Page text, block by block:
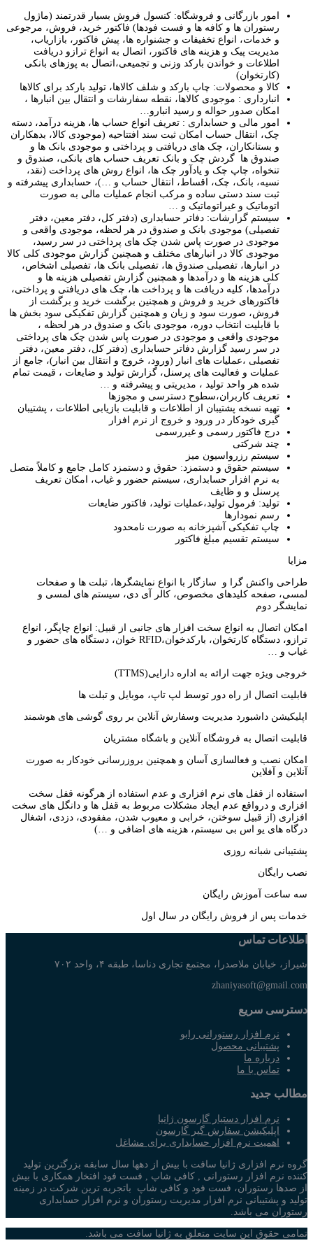
امور بازرگانی و فروشگاه: کنسول فروش بسیار قدرتمند (ماژول
رستوران ها و کافه ها و فست فودها) فاکتور خرید، فروش، مرجوعی
و خدمات، انواع تخفیفات و جشنواره ها، پیش فاکتور، بازاریاب،
مدیریت پیک و هزینه های فاکتور، اتصال به انواع ترازو دریافت
اطلاعات و خواندن بارکد وزنی و تجمیعی،اتصال به پوزهای بانکی
(کارتخوان)
کالا و محصولات: چاپ بارکد و شلف کالاها، تولید بارکد برای کالاها
انبارداری : موجودی کالاها، نقطه سفارشات و انتقال بین انبارها ،
امکان صدور حواله و رسید انبارو…
امور مالی و حسابداری : تعریف انواع حساب ها، هزینه درآمد، دسته
چک، انتقال حساب امکان ثبت سند افتتاحیه (موجودی کالا، بدهکاران
و بستانکاران، چک های دریافتی و پرداختی و موجودی بانک ها و
صندوق ها گردش چک و بانک تعریف حساب های بانکی، صندوق و
تنخواه، چاپ چک و یادآور چک ها، انواع روش های پرداخت (نقد،
نسیه، بانک، چک، اقساط، انتقال حساب و …)، حسابداری پیشرفته و
ثبت سند دستی ساده و مرکب انجام عملیات مالی به صورت
اتوماتیک و غیراتوماتیک و …
سیستم گزارشات: دفاتر حسابداری (دفتر کل، دفتر معین، دفتر
تفصیلی) موجودی بانک و صندوق در هر لحظه، موجودی واقعی و
موجودی در صورت پاس شدن چک های پرداختی در سر رسید،
موجودی کالا در انبارهای مختلف و همچنین گزارش موجودی کلی کالا
در انبارها، تفصیلی صندوق ها، تفصیلی بانک ها، تفصیلی اشخاص،
کلی هزینه ها و درآمدها و همچنین گزارش تفصیلی هزینه ها و
درآمدها، کلیه دریافت ها و پرداخت ها، چک های دریافتی و پرداختی،
فاکتورهای خرید و فروش و همچنین برگشت خرید و برگشت از
فروش، صورت سود و زیان و همچنین گزارش تفکیکی سود بخش ها
با قابلیت انتخاب دوره، موجودی بانک و صندوق در هر لحظه ،
موجودی واقعی و موجودی در صورت پاس شدن چک های پرداختی
در سر رسید گزارش دفاتر حسابداری (دفتر کل، دفتر معین، دفتر
تفصیلی ،عملیات های انبار (ورود، خروج و انتقال بین انبار)، جامع از
عملیات و فعالیت های پرسنل، گزارش تولید و ضایعات ، قیمت تمام
شده هر واحد تولید ، مدیریتی و پیشرفته و …
تعریف کاربران،سطوح دسترسی و مجوزها
تهیه نسخه پشتیبان از اطلاعات و قابلیت بازیابی اطلاعات ، پشتیبان
گیری خودکار در ورود و خروج از نرم افزار
درج فاکتور رسمی و غیررسمی
چند شرکتی
سیستم رزرواسیون میز
سیستم حقوق و دستمزد: حقوق و دستمزد کامل جامع و کاملاً متصل
به نرم افزار حسابداری، سیستم حضور و غیاب، امکان تعریف
پرسنل و و ظایف
تولید: فرمول تولید،عملیات تولید، فاکتور ضایعات
رسم نمودارها
چاپ تفکیکی آشپزخانه به صورت نامحدود
سیستم تقسیم مبلغ فاکتور
مزایا
طراحی واکنش گرا و سازگار با انواع نمایشگرها، تبلت ها و صفحات
لمسی، صفحه کلیدهای مخصوص، کالر آی دی، سیستم های لمسی و
نمایشگر دوم
امکان اتصال به انواع سخت افزار های جانبی از قبیل: انواع چاپگر، انواع
ترازو، دستگاه کارتخوان، بارکدخوان،RFID خوان، دستگاه های حضور و
غیاب و …
خروجی ویژه جهت ارائه به اداره دارایی(TTMS)
قابلیت اتصال از راه دور توسط لپ تاپ، موبایل و تبلت ها
اپلیکیشن داشبورد مدیریت وسفارش آنلاین بر روی گوشی های هوشمند
قابلیت اتصال به فروشگاه آنلاین و باشگاه مشتریان
امکان نصب و فعالسازی آسان و همچنین بروزرسانی خودکار به صورت
آنلاین و آفلاین
استفاده از قفل های نرم افزاری و عدم استفاده از هرگونه قفل سخت
افزاری و درواقع عدم ایجاد مشکلات مربوط به قفل ها و دانگل های سخت
افزاری (از قبیل سوختن، خرابی و معیوب شدن، مفقودی، دزدی، اشغال
درگاه های یو اس بی سیستم، هزینه های اضافی و …)
پشتیبانی شبانه روزی
نصب رایگان
سه ساعت آموزش رایگان
خدمات پس از فروش رایگان در سال اول
اطلاعات تماس
شیراز، خیابان ملاصدرا، مجتمع تجاری دناسا، طبقه ۴، واحد ۷۰۲
zhaniyasoft@gmail.com
دسترسی سریع
نرم افزار رستورانی رابو
پشتیبانی محصول
درباره ما
تماس با ما
مطالب جدید
نرم افزار دستیار گارسون ژانیا
اپلیکیشن سفارش گیر گارسون
اهمیت نرم افزار حسابداری برای مشاغل
گروه نرم افزاری ژانیا سافت با بیش از دهها سال سابقه بزرگترین تولید
کننده نرم افزار رستورانی , کافی شاپ , فست فود افتخار همکاری با بیش
از صدها رستوران، فست فود و کافی شاپ باتجربه ترین شرکت در زمینه
تولید و پشتیبانی نرم افزار مدیریت رستوران و نرم افزار حسابداری
رستوران می باشد.
تمامی حقوق این سایت متعلق به ژانیا سافت می باشد.